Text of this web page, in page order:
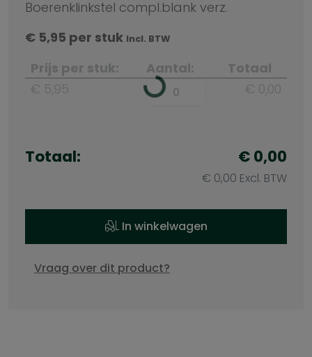
Boerenklinkstel compl.blank verz.
€ 5,95 per stuk Incl. BTW
Prijs per stuk: Aantal:
Totaal
€ 5,95
€ 0,00
Totaal: € 0,00
€ 0,00 Excl. BTW
In winkelwagen
Vraag over dit product?